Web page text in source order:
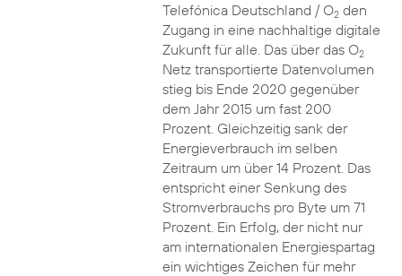
Telefónica Deutschland / O2den
Zugang in eine nachhaltige digitale
Zukunft für alle. Das über das O2
Netz transportierte Datenvolumen
stieg bis Ende 2020 gegenüber
dem Jahr 2015 um fast 200
Prozent. Gleichzeitig sank der
Energieverbrauch im selben
Zeitraum um über 14 Prozent. Das
entspricht einer Senkung des
Stromverbrauchs pro Byte um 71
Prozent. Ein Erfolg, der nicht nur
am internationalen Energiespartag
ein wichtiges Zeichen für mehr